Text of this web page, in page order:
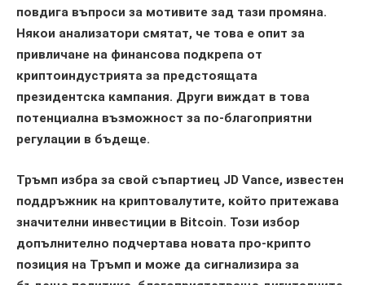
повдига въпроси за мотивите зад тази промяна.
Някои анализатори смятат, че това е опит за
привличане на финансова подкрепа от
криптоиндустрията за предстоящата
президентска кампания. Други виждат в това
потенциална възможност за по-благоприятни
регулации в бъдеще.
Тръмп избра за свой съпартиец JD Vance, известен
поддръжник на криптовалутите, който притежава
значителни инвестиции в Bitcoin. Този избор
допълнително подчертава новата про-крипто
позиция на Тръмп и може да сигнализира за